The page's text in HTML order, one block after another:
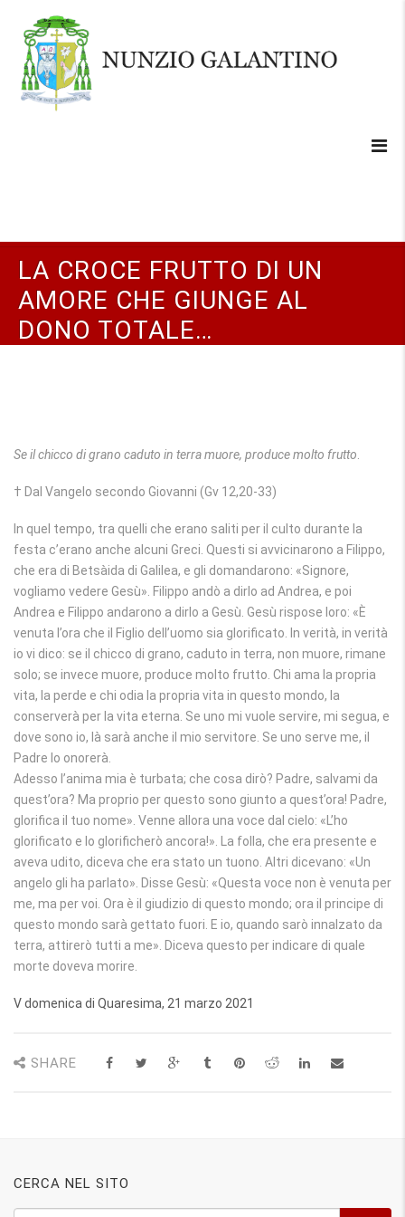
LA CROCE FRUTTO DI UN
AMORE CHE GIUNGE AL
DONO TOTALE…
Se il chicco di grano caduto in terra muore, produce molto frutto
† Dal Vangelo secondo Giovanni (Gv 12,20-33)
In quel tempo, tra quelli che erano saliti per il culto durante la
festa c’erano anche alcuni Greci. Questi si avvicinarono a Filippo,
che era di Betsàida di Galilea, e gli domandarono: «Signore,
vogliamo vedere Gesù». Filippo andò a dirlo ad Andrea, e poi
Andrea e Filippo andarono a dirlo a Gesù. Gesù rispose loro: «È
venuta l’ora che il Figlio dell’uomo sia glorificato. In verità, in verità
io vi dico: se il chicco di grano, caduto in terra, non muore, rimane
solo; se invece muore, produce molto frutto. Chi ama la propria
vita, la perde e chi odia la propria vita in questo mondo, la
conserverà per la vita eterna. Se uno mi vuole servire, mi segua, e
dove sono io, là sarà anche il mio servitore. Se uno serve me, il
Padre lo onorerà.
Adesso l’anima mia è turbata; che cosa dirò? Padre, salvami da
quest’ora? Ma proprio per questo sono giunto a quest’ora! Padre,
glorifica il tuo nome». Venne allora una voce dal cielo: «L’ho
glorificato e lo glorificherò ancora!». La folla, che era presente e
aveva udito, diceva che era stato un tuono. Altri dicevano: «Un
angelo gli ha parlato». Disse Gesù: «Questa voce non è venuta per
me, ma per voi. Ora è il giudizio di questo mondo; ora il principe di
questo mondo sarà gettato fuori. E io, quando sarò innalzato da
terra, attirerò tutti a me». Diceva questo per indicare di quale
morte doveva morire.
V domenica di Quaresima, 21 marzo 2021
SHARE
CERCA NEL SITO